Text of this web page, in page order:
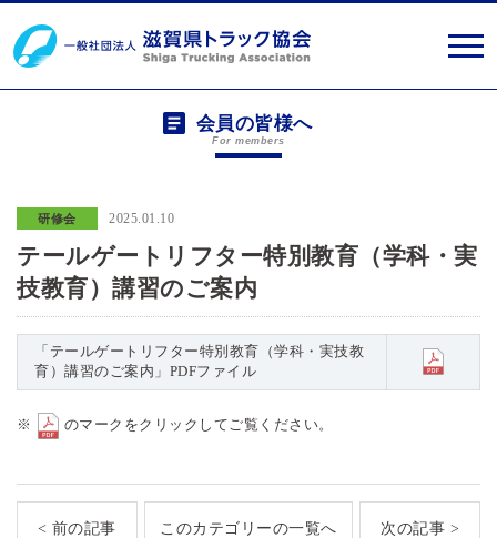
会員の皆様へ
For members
研修会 2025.01.10
テールゲートリフター特別教育（学科・実
技教育）講習のご案内
「テールゲートリフター特別教育（学科・実技教
育）講習のご案内」PDFファイル
※ のマークをクリックしてご覧ください。
< 前の記事 このカテゴリーの一覧へ 次の記事 >